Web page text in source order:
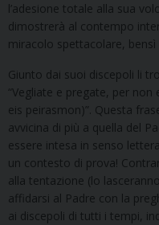
l’adesione totale alla sua
dimostrerà al contempo
miracolo spettacolare, bensì
Giunto dai suoi discepoli li
“Vegliate e pregate, per
eis peirasmon)”. Questa
avvicina di più a quella del
essere intesa in senso
un contesto di prova!
alla tentazione (lo
affidarsi al Padre con la
ai discepoli di tutti i tempi,